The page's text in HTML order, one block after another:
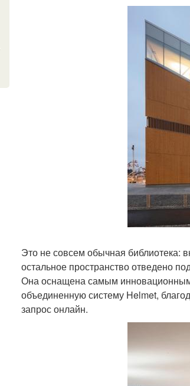
Это не совсем обычная библиотека:
остальное пространство отведено
Она оснащена самым инновационным
объединенную систему Helmet,
запрос онлайн.